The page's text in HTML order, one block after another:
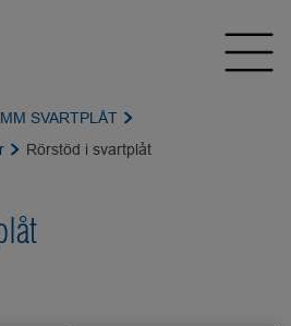
SVARTPLÅT
Rörstöd i svartplåt